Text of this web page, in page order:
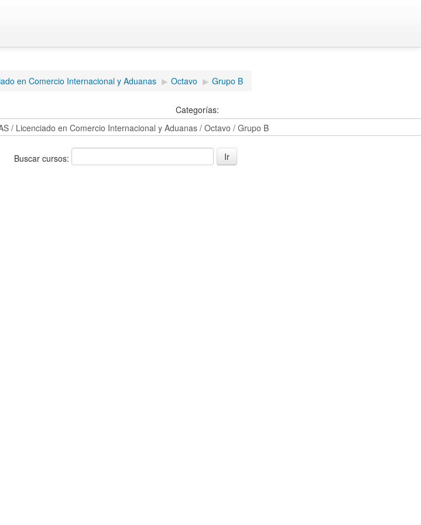
en Comercio Internacional y Aduanas ▶ Octavo ▶ Grupo B
Categorías:
Buscar cursos: